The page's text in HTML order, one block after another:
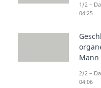
an den
den
1/2 –
04:25
Mann
2/2 –
04:06